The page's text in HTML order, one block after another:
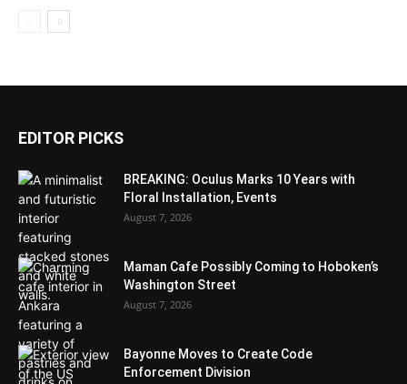
EDITOR PICKS
BREAKING: Oculus Marks 10 Years with
Floral Installation, Events
August 7, 2026
Maman Cafe Possibly Coming to Hoboken’s
Washington Street
August 7, 2026
Bayonne Moves to Create Code
Enforcement Division